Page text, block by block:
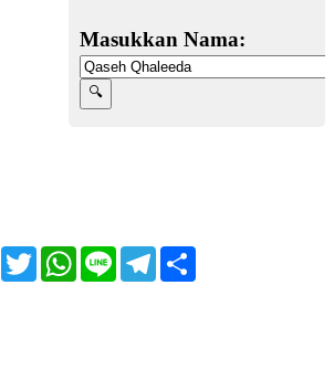
Masukkan Nama:
FacebookTwitterWhatsApp
Line Telegram